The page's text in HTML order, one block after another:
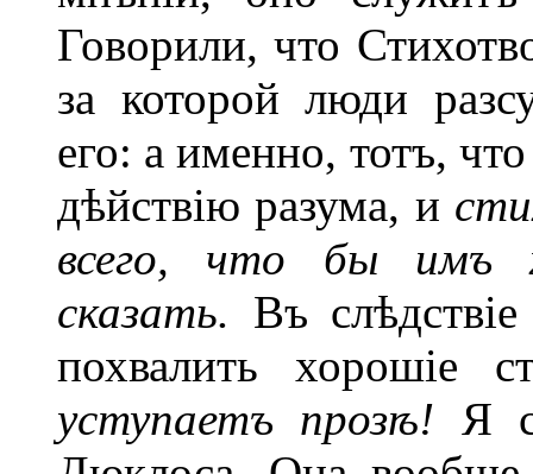
Говорили, что
за которой люди
его: а именно, тотъ,
дѣйствію разума, и
всего,
что бы имъ
сказать. Въ
похвалить хорошіе
уступаетъ прозѣ! Я